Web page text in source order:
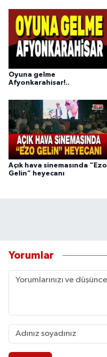
Oyuna gelme
Afyonkarahisar!..
Açık hava sinemasında “Ezo
Gelin” heyecanı
Yorumlar